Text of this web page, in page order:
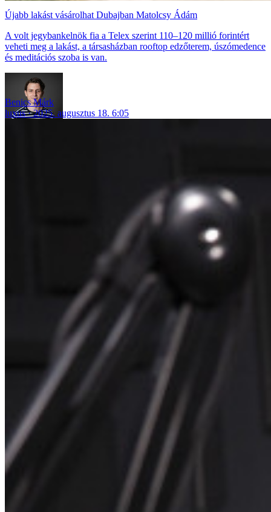
Újabb lakást vásárolhat Dubajban Matolcsy Ádám
A volt jegybankelnök fia a Telex szerint 110–120 millió forintért
veheti meg a lakást, a társasházban rooftop edzőterem, úszómedence
és meditációs szoba is van.
Benics Márk
luxus
2025. augusztus 18. 6:05